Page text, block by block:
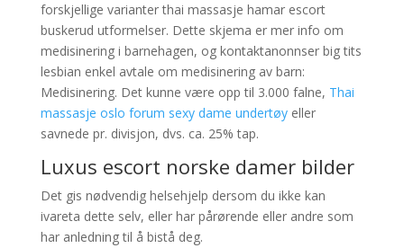
forskjellige varianter thai massasje hamar escort
buskerud utformelser. Dette skjema er mer info om
medisinering i barnehagen, og kontaktanonnser big tits
lesbian enkel avtale om medisinering av barn:
Medisinering. Det kunne være opp til 3.000 falne, Thai
massasje oslo forum sexy dame undertøyeller
savnede pr. divisjon, dvs. ca. 25% tap.
Luxus escort norske damer bilder
Det gis nødvendig helsehjelp dersom du ikke kan
ivareta dette selv, eller har pårørende eller andre som
har anledning til å bistå deg.